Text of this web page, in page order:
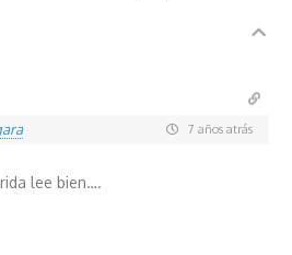
7 años atrás
lee bien….